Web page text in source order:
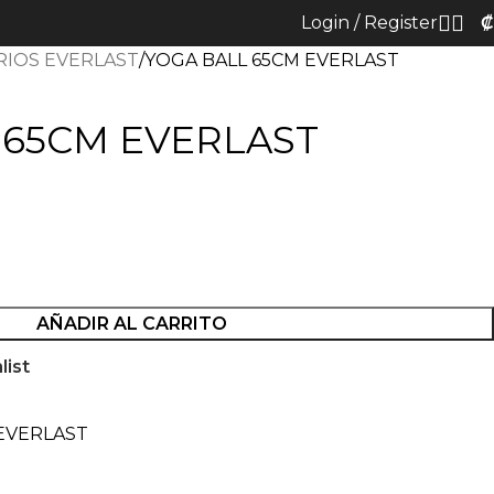
Login / Register ₡
EVERLAST YOGA BALL 65CM EVERLAST
EVERLAST
AÑADIR AL CARRITO